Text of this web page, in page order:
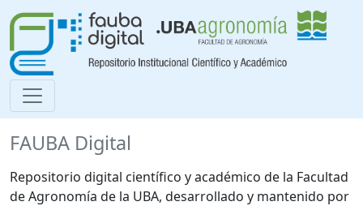
FAUBA Digital
Repositorio digital científico y académico de la Facultad
de Agronomía de la UBA, desarrollado y mantenido por